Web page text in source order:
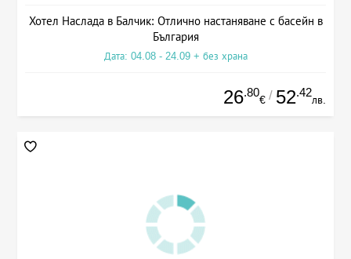
Хотел Наслада в Балчик: Отлично настаняване с басейн в
България
Дата: 04.08 - 24.09 + без храна
26.80
€ / 52.42
лв.